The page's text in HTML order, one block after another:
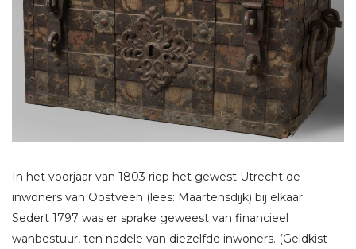
In het voorjaar van 1803 riep het gewest Utrecht de
inwoners van Oostveen (lees: Maartensdijk) bij elkaar.
Sedert 1797 was er sprake geweest van financieel
wanbestuur, ten nadele van diezelfde inwoners. (Geldkist